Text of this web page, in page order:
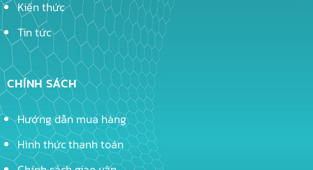
Kiến thức
Tin tức
CHÍNH SÁCH
Hướng dẫn mua hàng
Hình thức thanh toán